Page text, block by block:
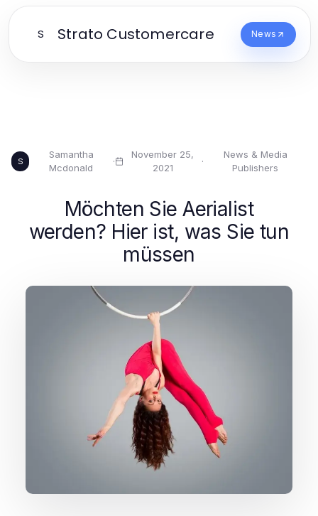
S Strato Customercare News
S
Samantha
Mcdonald
·
November 25,
2021
·
News & Media
Publishers
Möchten Sie Aerialist
werden? Hier ist, was Sie tun
müssen